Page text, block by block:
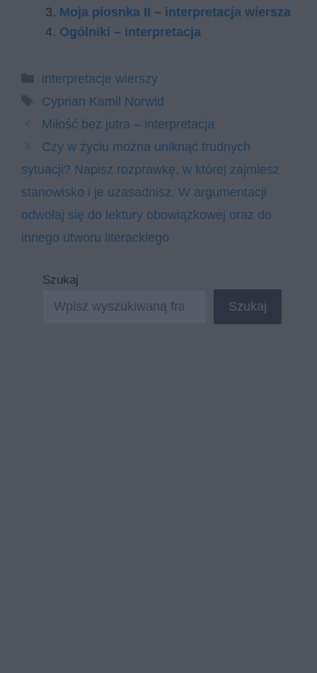
Moja piosnka II – interpretacja wiersza
Ogólniki – interpretacja
Kategorie
interpretacje wierszy
Tagi
Cyprian Kamil Norwid
Miłość bez jutra – interpretacja
Czy w życiu można uniknąć trudnych
sytuacji? Napisz rozprawkę, w której zajmiesz
stanowisko i je uzasadnisz. W argumentacji
odwołaj się do lektury obowiązkowej oraz do
innego utworu literackiego
Szukaj
Szukaj